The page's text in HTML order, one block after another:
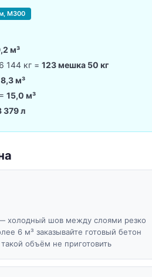
М300
м³
144 кг = 123 мешка 50 кг
8,3 м³
15,0 м³
379 л
холодный шов между слоями резко
6 м³ заказывайте готовый бетон
объём не приготовить